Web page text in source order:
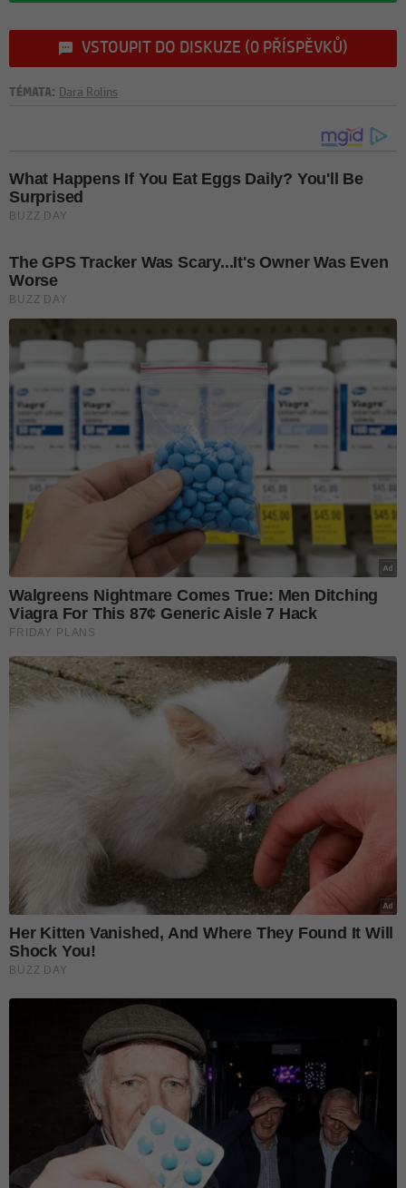
VSTOUPIT DO DISKUZE (0 PŘÍSPĚVKŮ)
TÉMATA: Dara Rolins